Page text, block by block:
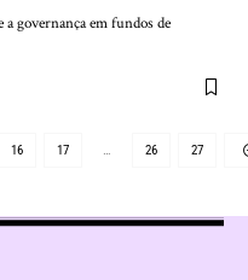
governança em fundos de
16 17 … 26 27